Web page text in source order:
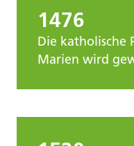
1476
Die katholische
Marien wird